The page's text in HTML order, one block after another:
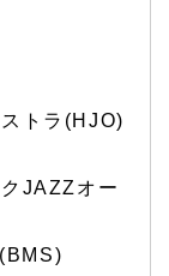
トラ(HJO)
JAZZオー